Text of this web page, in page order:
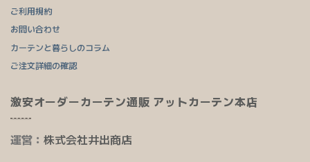
ご利用規約
お問い合わせ
カーテンと暮らしのコラム
ご注文詳細の確認
激安オーダーカーテン通販 アットカーテン本店
運営： 株式会社井出商店